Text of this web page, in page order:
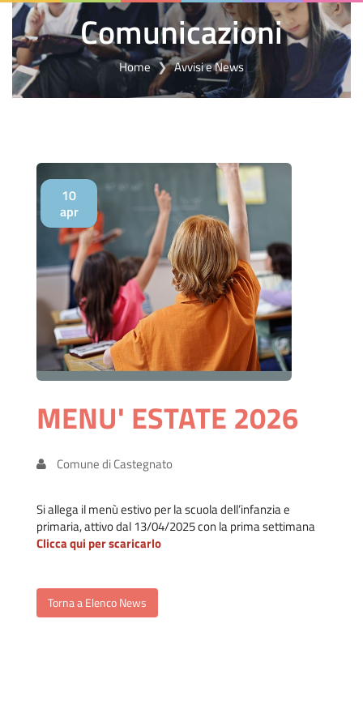
Comunicazioni
Home Avvisi e News
10
apr
MENU' ESTATE 2026
Comune di Castegnato
Si allega il menù estivo per la scuola dell’infanzia e
primaria, attivo dal 13/04/2025 con la prima settimana
Clicca qui per scaricarlo
Torna a Elenco News